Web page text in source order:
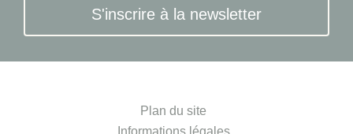
S'inscrire à la newsletter
Plan du site